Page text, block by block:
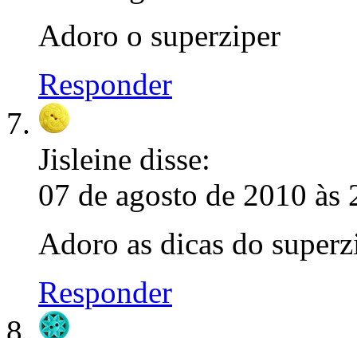
Adoro o superziper
Responder
Jisleine disse:
07 de agosto de 2010 às
Adoro as dicas do
Responder